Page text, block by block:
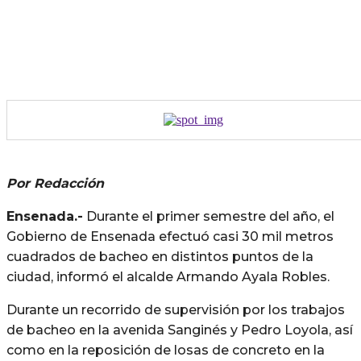
Por Redacción
Ensenada.- Durante el primer semestre del año, el
Gobierno de Ensenada efectuó casi 30 mil metros
cuadrados de bacheo en distintos puntos de la
ciudad, informó el alcalde Armando Ayala Robles.
Durante un recorrido de supervisión por los trabajos
de bacheo en la avenida Sanginés y Pedro Loyola, así
como en la reposición de losas de concreto en la